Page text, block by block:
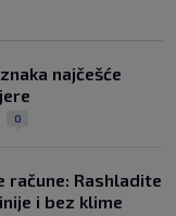
najčešće
0
račune: Rashladite
i bez klime